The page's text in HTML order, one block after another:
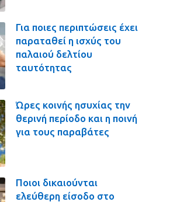
Για ποιες περιπτώσεις έχει
παραταθεί η ισχύς του
παλαιού δελτίου
ταυτότητας
Ώρες κοινής ησυχίας την
θερινή περίοδο και η ποινή
για τους παραβάτες
Ποιοι δικαιούνται
ελεύθερη είσοδο στο